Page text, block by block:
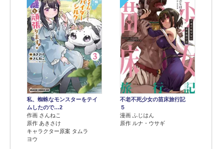
私、蜘蛛なモンスターをテイ
ムしたので…2
作画 さんねこ
原作 あきさけ
キャラクター原案 タムラ
ヨウ
不老不死少女の苗床旅行記
５
漫画 ふじはん
原作 ルナ・ウサギ